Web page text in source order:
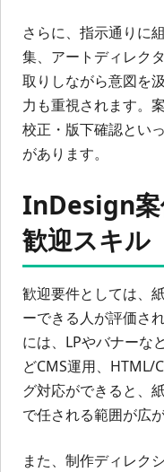
さらに、指示通りに
集、アートディレク
取りしながら意図を
力も重視されます。
校正・版下確認とい
があります。
InDesign案
歓迎スキル
歓迎要件としては、
ーできる人が評価さ
には、LPやバナーな
どCMS運用、HTML/
グ対応ができると、
で任される範囲が広が
また、制作ディレク